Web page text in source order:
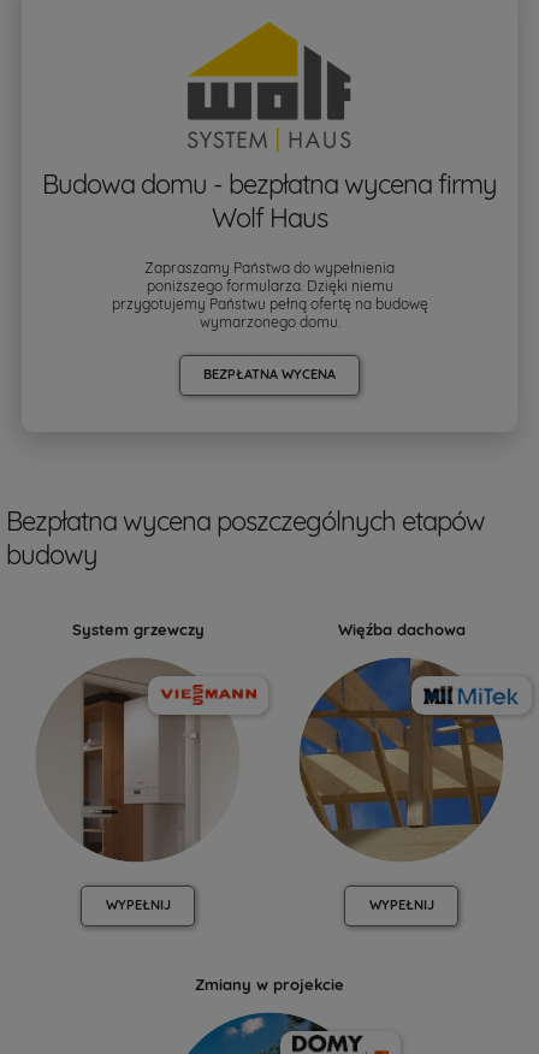
Budowa domu - bezpłatna wycena firmy
Wolf Haus
Zapraszamy Państwa do wypełnienia
poniższego formularza. Dzięki niemu
przygotujemy Państwu pełną ofertę na budowę
wymarzonego domu.
BEZPŁATNA WYCENA
Bezpłatna wycena poszczególnych etapów
budowy
System grzewczy
WYPEŁNIJ
Więźba dachowa
WYPEŁNIJ
Zmiany w projekcie